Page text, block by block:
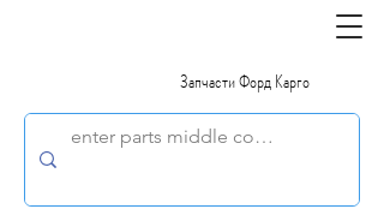
Запчасти Форд Карго